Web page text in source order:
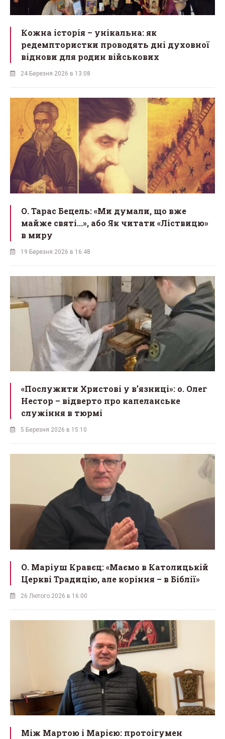
Кожна історія – унікальна: як
редемптористки проводять дні духовної
віднови для родин військових
24 Березня 2026 в 13:08
О. Тарас Бецель: «Ми думали, що вже
майже святі...», або Як читати «Ліствицю»
в миру
19 Березня 2026 в 16:48
«Послужити Христові у вʼязниці»: о. Олег
Нестор – відверто про капеланське
служіння в тюрмі
5 Березня 2026 в 15:10
О. Маріуш Кравєц: «Маємо в Католицькій
Церкві Традицію, але коріння – в Біблії»
26 Лютого 2026 в 16:00
Між Мартою і Марією: протоігумен